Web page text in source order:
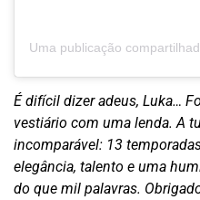
É difícil dizer adeus, Luka…
vestiário com uma lenda. A
incomparável: 13
elegância, talento e uma
do que mil palavras.